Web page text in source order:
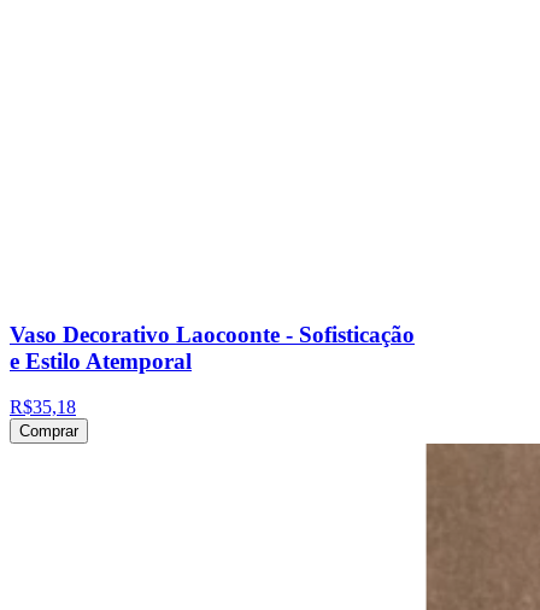
Vaso Decorativo Laocoonte - Sofisticação
e Estilo Atemporal
R$35,18
Comprar